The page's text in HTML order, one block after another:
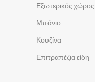
Εξωτερικός χώρος
Μπάνιο
Κουζίνα
Επιτραπέζια είδη